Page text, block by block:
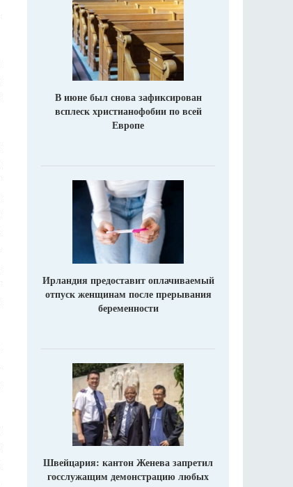
В июне был снова зафиксирован
всплеск христианофобии по всей
Европе
Ирландия предоставит оплачиваемый
отпуск женщинам после прерывания
беременности
Швейцария: кантон Женева запретил
госслужащим демонстрацию любых